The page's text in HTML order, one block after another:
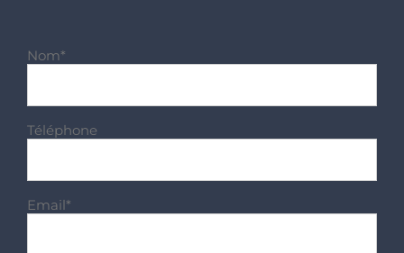
Nom*
Téléphone
Email*